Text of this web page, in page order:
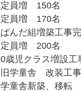
定員増 150名
定員増 170名
ぱんだ組増築工
定員増 200名
歳児クラス増設
旧学童舎 改装工
童舎新築、移転